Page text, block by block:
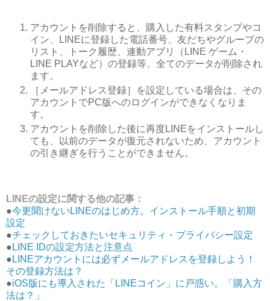
アカウントを削除すると、購入した有料スタンプやコ
イン、LINEに登録した電話番号、友だちやグループの
リスト、トーク履歴、連動アプリ（LINE ゲーム・
LINE PLAYなど）の登録等、全てのデータが削除され
ます。
［メールアドレス登録］を設定している場合は、その
アカウントでPC版へのログインができなくなりま
す。
アカウントを削除した後に再度LINEをインストールし
ても、以前のデータが復元されないため、アカウント
の引き継ぎを行うことができません。
LINEの設定に関する他の記事：
●今更聞けないLINEのはじめ方。インストール手順と初期
設定
●チェックしておきたいセキュリティ・プライバシー設定
● LINE IDの設定方法と注意点
● LINEアカウントには必ずメールアドレスを登録しよう！
その登録方法は？
●iOS版にも導入された「LINEコイン」に戸惑い。「購入方
法は？」